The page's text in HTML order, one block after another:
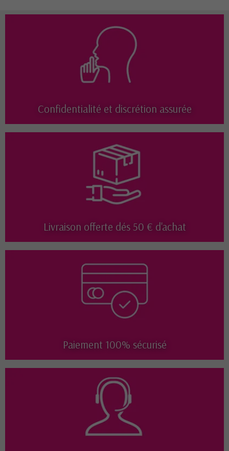
Confidentialité et discrétion assurée
Livraison offerte dés 50 € d'achat
Paiement 100% sécurisé